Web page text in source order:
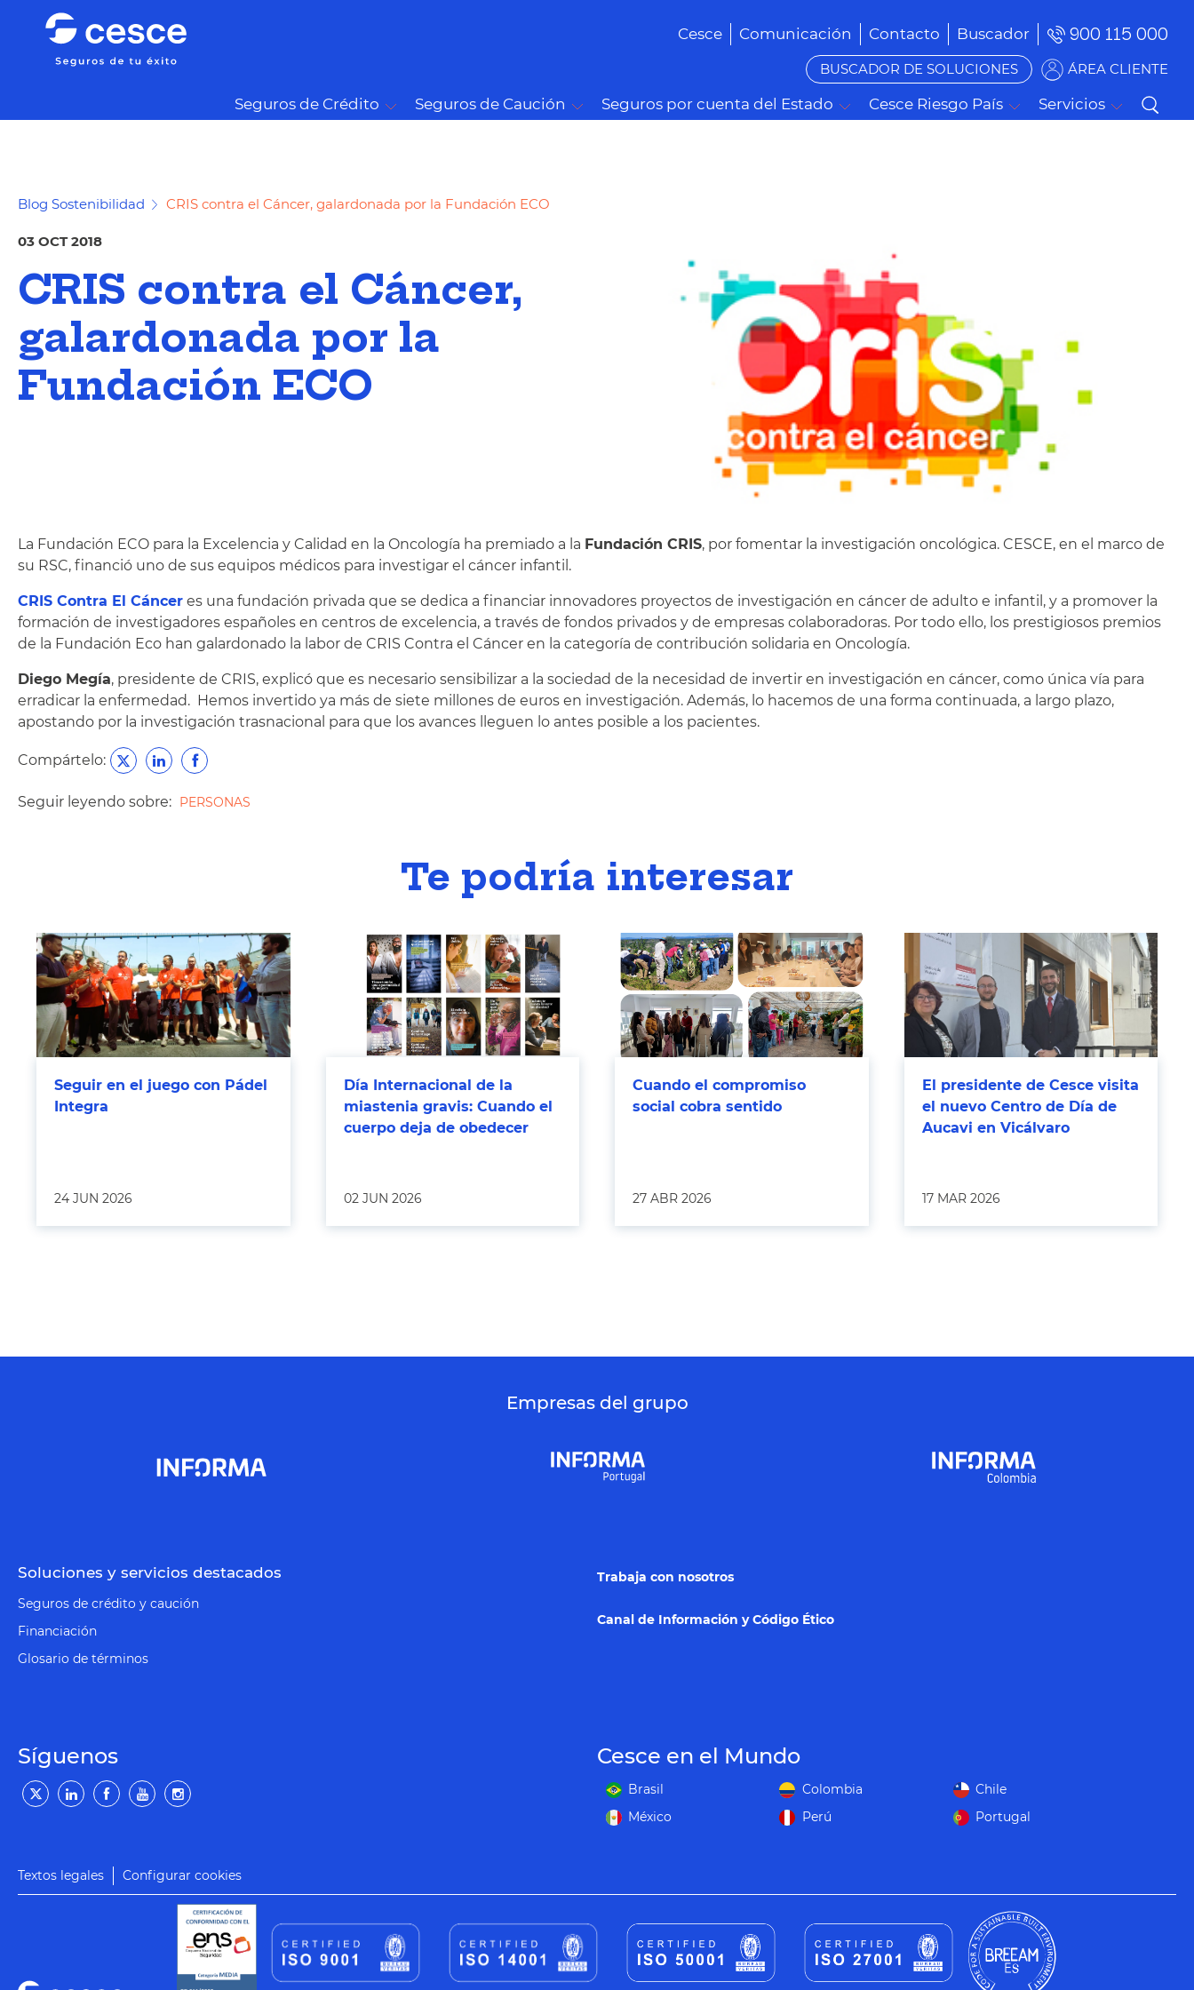
Cesce Comunicación Contacto Buscador 900 115 000
BUSCADOR DE SOLUCIONES ÁREA CLIENTE
Seguros de Crédito Seguros de Caución Seguros por cuenta del Estado Cesce Riesgo País Servicios
Blog Sostenibilidad CRIS contra el Cáncer, galardonada por la Fundación ECO
03 OCT 2018
CRIS contra el Cáncer,
galardonada por la
Fundación ECO
La Fundación ECO para la Excelencia y Calidad en la Oncología ha premiado a la Fundación CRIS, por fomentar la investigación oncológica. CESCE, en el marco de
su RSC, financió uno de sus equipos médicos para investigar el cáncer infantil.
CRIS Contra El Cáncer es una fundación privada que se dedica a financiar innovadores proyectos de investigación en cáncer de adulto e infantil, y a promover la
formación de investigadores españoles en centros de excelencia, a través de fondos privados y de empresas colaboradoras. Por todo ello, los prestigiosos premios
de la Fundación Eco han galardonado la labor de CRIS Contra el Cáncer en la categoría de contribución solidaria en Oncología.
Diego Megía, presidente de CRIS, explicó que es necesario sensibilizar a la sociedad de la necesidad de invertir en investigación en cáncer, como única vía para
erradicar la enfermedad. Hemos invertido ya más de siete millones de euros en investigación. Además, lo hacemos de una forma continuada, a largo plazo,
apostando por la investigación trasnacional para que los avances lleguen lo antes posible a los pacientes.
Compártelo:
Seguir leyendo sobre: PERSONAS
Te podría interesar
Seguir en el juego con Pádel
Integra
24 JUN 2026
Día Internacional de la
miastenia gravis: Cuando el
cuerpo deja de obedecer
02 JUN 2026
Cuando el compromiso
social cobra sentido
27 ABR 2026
El presidente de Cesce visita
el nuevo Centro de Día de
Aucavi en Vicálvaro
17 MAR 2026
Empresas del grupo
Soluciones y servicios destacados
Seguros de crédito y caución
Financiación
Glosario de términos
Trabaja con nosotros
Canal de Información y Código Ético
Síguenos Cesce en el Mundo
Brasil Colombia
Chile
México
Perú Portugal
Textos legales Configurar cookies